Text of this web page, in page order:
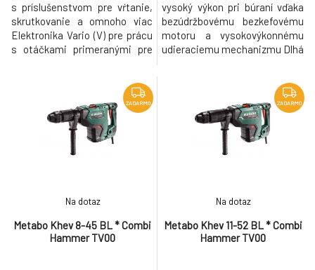
s príslušenstvom pre vŕtanie,
skrutkovanie a omnoho viac
Elektronika Vario (V) pre prácu
s otáčkami primeranými pre
otáčok Pravý-ľavý chod
Vreteno s vnútorným 6-
hranom pre skrutkovacie bity
pre prácu bez skľúčovadla
Parametre Menovitý príkon650
vysoký výkon pri búraní vďaka
bezúdržbovému bezkefovému
motoru a vysokovýkonnému
udieraciemu mechanizmu Dlhá
telesu z hliníkového tlakového
odliatku prevodovky a motora
Kombikladivo s 2 funkciami:
vŕtanie s príklepom a sekanie
Metabo VibraTech (MVT) s
ZADARMO
Metabo Khev 8-45 BL * Combi
Hammer TV00
Na dotaz
ZADARMO
Metabo Khev 11-52 BL * Combi
Hammer TV00
Na dotaz